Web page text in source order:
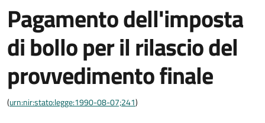
Pagamento dell'imposta
di bollo per il rilascio del
provvedimento finale
(urn:nir:stato:legge:1990-08-07;241)